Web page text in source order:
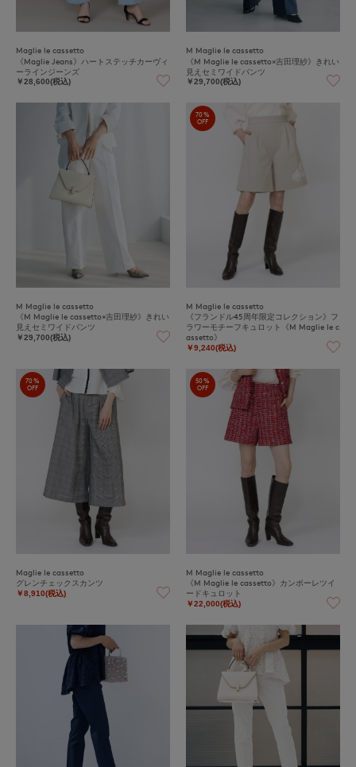
Maglie le cassetto
《Maglie Jeans》ハートステッチカーヴィ
ーラインジーンズ
￥28,600(税込)
M Maglie le cassetto
《M Maglie le cassetto×吉田理紗》きれい
見えセミワイドパンツ
￥29,700(税込)
M Maglie le cassetto
《M Maglie le cassetto×吉田理紗》きれい
見えセミワイドパンツ
￥29,700(税込)
70%
OFF
M Maglie le cassetto
《フランドル45周年限定コレクション》フ
ラワーモチーフキュロット《M Maglie le c
assetto》
￥9,240(税込)
70%
OFF
Maglie le cassetto
グレンチェックスカンツ
￥8,910(税込)
50%
OFF
M Maglie le cassetto
《M Maglie le cassetto》カンポーレツイ
ードキュロット
￥22,000(税込)